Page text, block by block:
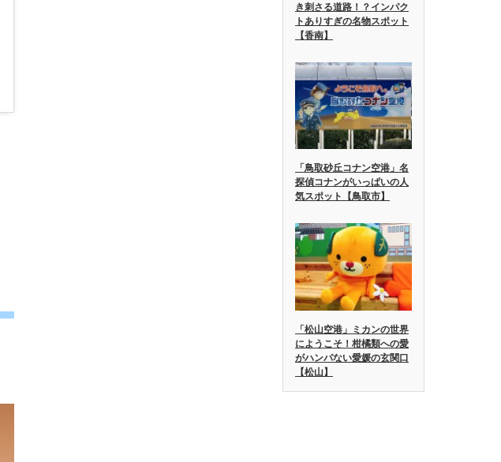
き刺さる道路！？インパク
トありすぎの名物スポット
【香南】
「鳥取砂丘コナン空港」名
探偵コナンがいっぱいの人
気スポット【鳥取市】
「松山空港」ミカンの世界
にようこそ！柑橘類への愛
がハンパない愛媛の玄関口
【松山】